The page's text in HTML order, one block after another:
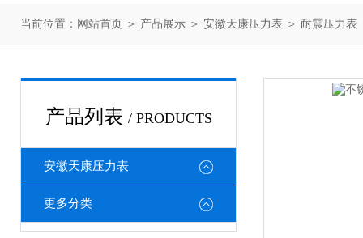
当前位置： 网站首页 ＞ 产品展示 ＞ 安徽天康压力表 ＞ 耐震压力表
产品列表 / PRODUCTS
安徽天康压力表
更多分类